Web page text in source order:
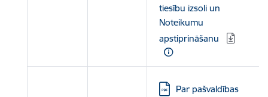
tiesību izsoli un
Noteikumu
apstiprināšanu
Lejupielādēt:
Par pašvaldības